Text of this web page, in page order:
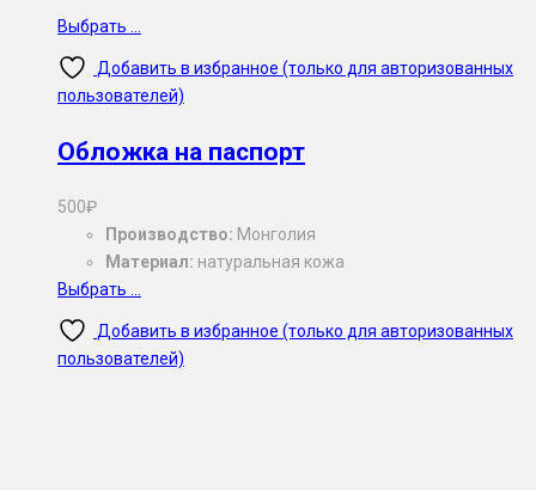
Выбрать ...
Добавить в избранное (только для авторизованных
пользователей)
Обложка на паспорт
500₽
Производство: Монголия
Материал: натуральная кожа
Выбрать ...
Добавить в избранное (только для авторизованных
пользователей)